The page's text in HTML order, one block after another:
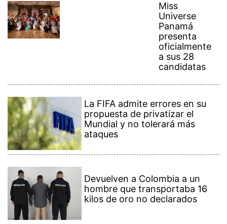
Miss
Universe
Panamá
presenta
oficialmente
a sus 28
candidatas
La FIFA admite errores en su
propuesta de privatizar el
Mundial y no tolerará más
ataques
Devuelven a Colombia a un
hombre que transportaba 16
kilos de oro no declarados